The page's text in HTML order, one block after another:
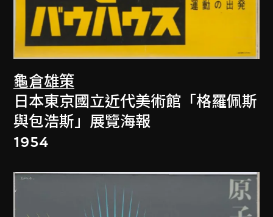
龜倉雄策
日本東京國立近代美術館「格羅佩斯
與包浩斯」展覽海報
1954